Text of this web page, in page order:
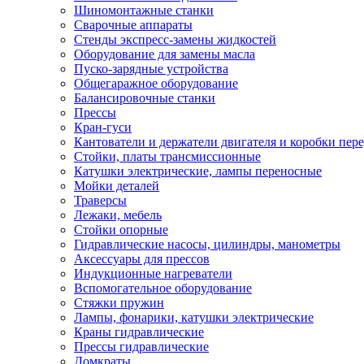
Шиномонтажные станки
Сварочные аппараты
Стенды экспресс-замены жидкостей
Оборудование для замены масла
Пуско-зарядные устройства
Общегаражное оборудование
Балансировочные станки
Прессы
Кран-гуси
Кантователи и держатели двигателя и коробки
Стойки, платы трансмиссионные
Катушки электрические, лампы переносные
Мойки деталей
Траверсы
Лежаки, мебель
Стойки опорные
Гидравлические насосы, цилиндры, манометры
Аксессуары для прессов
Индукционные нагреватели
Вспомогательное оборудование
Стяжки пружин
Лампы, фонарики, катушки электрические
Краны гидравлические
Прессы гидравлические
Домкраты